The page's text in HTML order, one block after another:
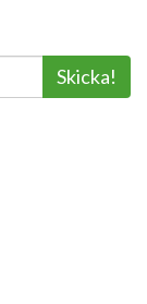
Skicka!